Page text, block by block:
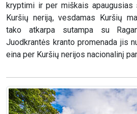
kryptimi ir per miškais
Kuršių neriją, vesdamas Kuršių
tako atkarpa sutampa su
Juodkrantės kranto promenada jis
eina per Kuršių nerijos nacionalinį